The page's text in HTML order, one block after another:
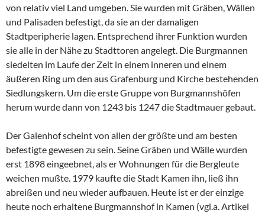
von relativ viel Land umgeben. Sie wurden mit Gräben, Wällen
und Palisaden befestigt, da sie an der damaligen
Stadtperipherie lagen. Entsprechend ihrer Funktion wurden
sie alle in der Nähe zu Stadttoren angelegt. Die Burgmannen
siedelten im Laufe der Zeit in einem inneren und einem
äußeren Ring um den aus Grafenburg und Kirche bestehenden
Siedlungskern. Um die erste Gruppe von Burgmannshöfen
herum wurde dann von 1243 bis 1247 die Stadtmauer gebaut.
Der Galenhof scheint von allen der größte und am besten
befestigte gewesen zu sein. Seine Gräben und Wälle wurden
erst 1898 eingeebnet, als er Wohnungen für die Bergleute
weichen mußte. 1979 kaufte die Stadt Kamen ihn, ließ ihn
abreißen und neu wieder aufbauen. Heute ist er der einzige
heute noch erhaltene Burgmannshof in Kamen (vgl.a. Artikel